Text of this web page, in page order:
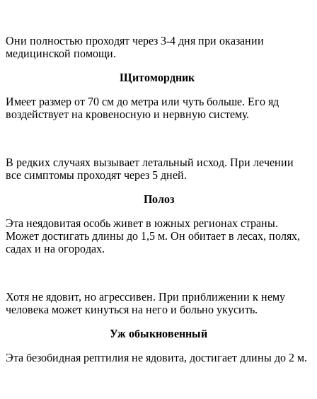
Они полностью проходят через 3-4 дня при оказании
медицинской помощи.
Щитомордник
Имеет размер от 70 см до метра или чуть больше. Его яд
воздействует на кровеносную и нервную систему.
В редких случаях вызывает летальный исход. При лечении
все симптомы проходят через 5 дней.
Полоз
Эта неядовитая особь живет в южных регионах страны.
Может достигать длины до 1,5 м. Он обитает в лесах, полях,
садах и на огородах.
Хотя не ядовит, но агрессивен. При приближении к нему
человека может кинуться на него и больно укусить.
Уж обыкновенный
Эта безобидная рептилия не ядовита, достигает длины до 2 м.